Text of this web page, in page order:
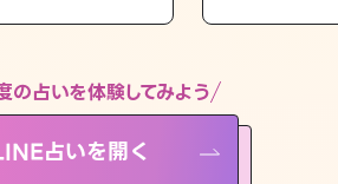
遷移します
の占いを体験してみよう
占いを開く